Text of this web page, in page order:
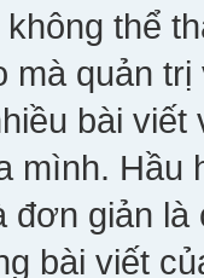
thể
mà quản
bài
mình. Hầu
đơn giản
bài viết